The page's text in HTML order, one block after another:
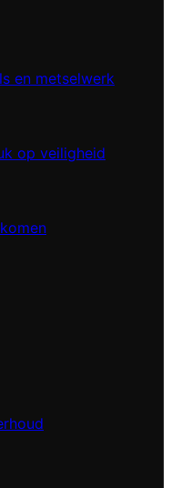
en metselwerk
op veiligheid